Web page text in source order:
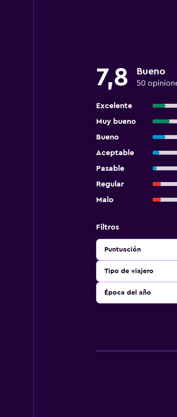
7,8 Bueno
50
Excelente
Muy bueno
Bueno
Aceptable
Pasable
Regular
Malo
Filtros
Puntuación
Tipo de viajero
Época del año